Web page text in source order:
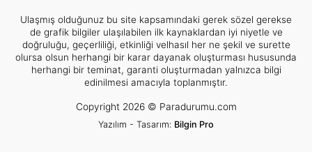
Ulaşmış olduğunuz bu site kapsamındaki gerek sözel gerekse
de grafik bilgiler ulaşılabilen ilk kaynaklardan iyi niyetle ve
doğruluğu, geçerliliği, etkinliği velhasıl her ne şekil ve surette
olursa olsun herhangi bir karar dayanak oluşturması hususunda
herhangi bir teminat, garanti oluşturmadan yalnızca bilgi
edinilmesi amacıyla toplanmıştır.
Copyright 2026 © Paradurumu.com
Yazılım - Tasarım: Bilgin Pro